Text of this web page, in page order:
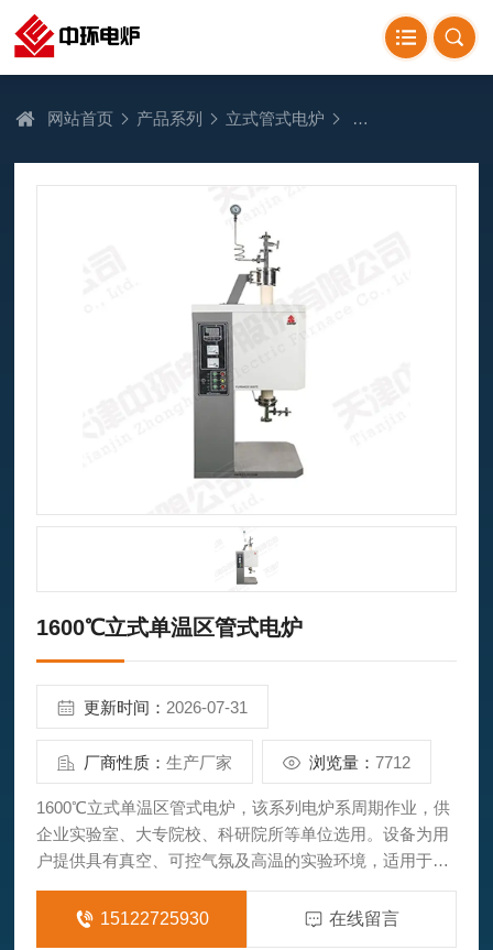
网站首页 产品系列 立式管式电炉
1600℃立式单温区管式电炉
更新时间： 2026-07-31
厂商性质：生产厂家 浏览量：7712
1600℃立式单温区管式电炉，该系列电炉系周期作业，供
企业实验室、大专院校、科研院所等单位选用。设备为用
户提供具有真空、可控气氛及高温的实验环境，适用于快
速热处理和淬火工艺，应用在半导体，纳米技术、碳纤维
等新材料新工艺领域。
15122725930 在线留言